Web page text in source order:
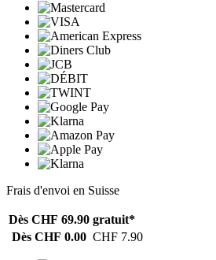
Frais d'envoi en Suisse
Dès CHF 69.90 gratuit*
Dès CHF 0.00 CHF 7.90